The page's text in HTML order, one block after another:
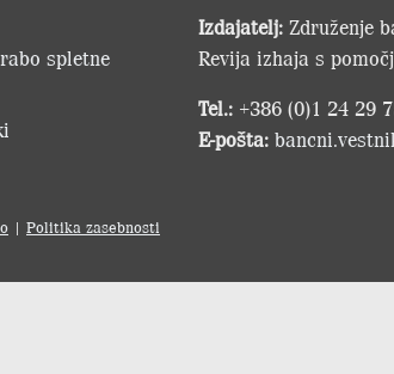
spletne
Izdajatelj: Združenje
Revija izhaja s
Tel.: +386 (0)1 24 29
E-pošta:
| Politika zasebnosti